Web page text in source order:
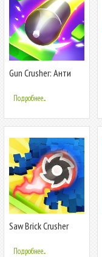
Gun Crusher: Aнти
Подробнее...
Saw Brick Crusher
Подробнее...